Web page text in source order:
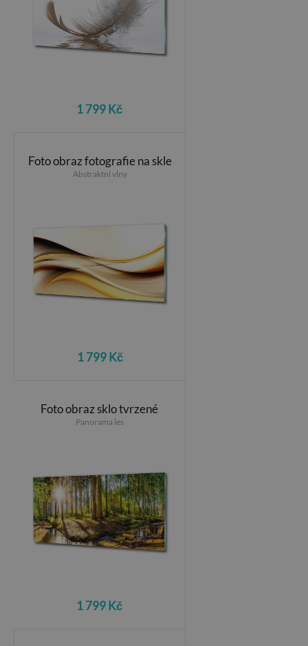
1 799 Kč
Foto obraz fotografie na skle
Abstraktní vlny
1 799 Kč
Foto obraz sklo tvrzené
Panorama les
1 799 Kč